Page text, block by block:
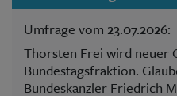
Umfrage vom 23.07.2026:
Thorsten Frei wird neuer
Bundestagsfraktion.
Bundeskanzler Friedrich